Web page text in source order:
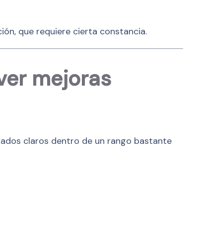
que requiere cierta constancia.
mejoras
claros dentro de un rango bastante